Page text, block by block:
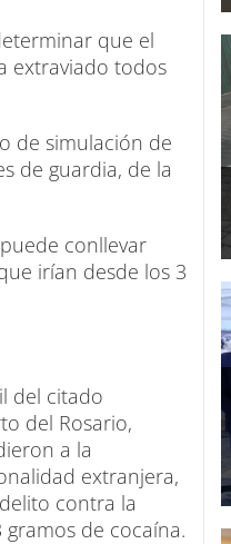
que el
extraviado todos
de simulación de
de guardia, de la
conllevar
irían desde los 3
del citado
del Rosario,
a la
extranjera,
contra la
de cocaína.